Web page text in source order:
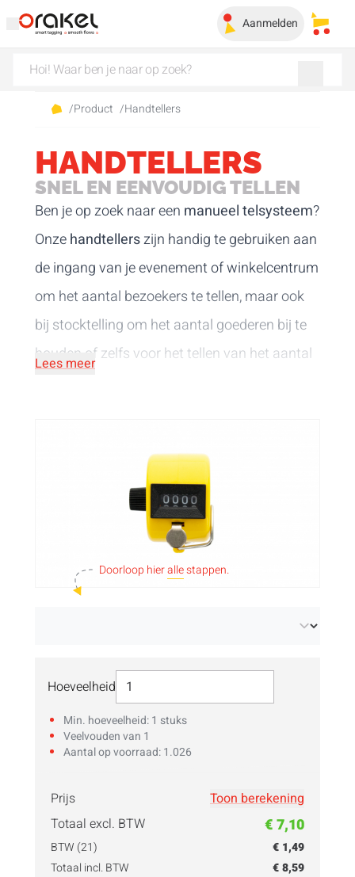
Aanmelden Mijn
/Product /Handtellers
HANDTELLERS
SNEL EN EENVOUDIG TELLEN
Ben je op zoek naar een manueel telsysteem?
Onzehandtellerszijn handig te gebruiken aan
de ingang van je evenement of winkelcentrum
om het aantal bezoekers te tellen, maar ook
bij stocktelling om het aantal goederen bij te
houden of zelfs voor het tellen van het aantal
Lees meer
Hoeveelheid Selecteer Hoeveelheid
Min. hoeveelheid: 1 stuks
Veelvouden van 1
Aantal op voorraad: 1.026
Doorloop hierallestappen.
hoeveelheidin!
Prijs
Toon berekening
Totaal excl. BTW
€ 7,10
BTW (21)
€ 1,49
Totaal incl. BTW
€ 8,59